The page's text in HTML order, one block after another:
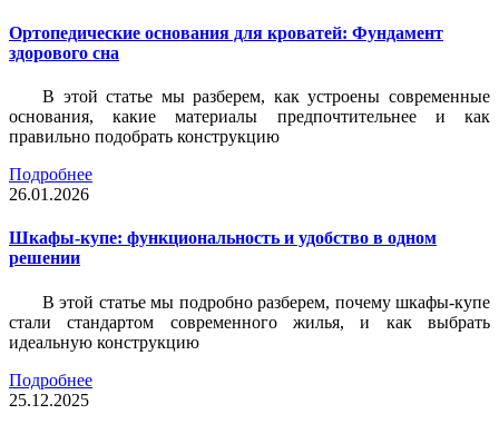
Ортопедические основания для кроватей: Фундамент
здорового сна
В этой статье мы разберем, как устроены современные
основания, какие материалы предпочтительнее и как
правильно подобрать конструкцию
Подробнее
26.01.2026
Шкафы-купе: функциональность и удобство в одном
решении
В этой статье мы подробно разберем, почему шкафы-купе
стали стандартом современного жилья, и как выбрать
идеальную конструкцию
Подробнее
25.12.2025